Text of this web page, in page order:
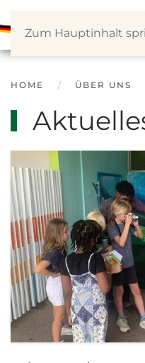
Zum Hauptinhalt
HOME ÜBER UNS